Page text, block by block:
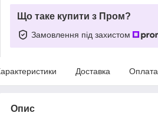
Що таке купити з Пром?
Замовлення під захистом
Доставка Оплата
Опис